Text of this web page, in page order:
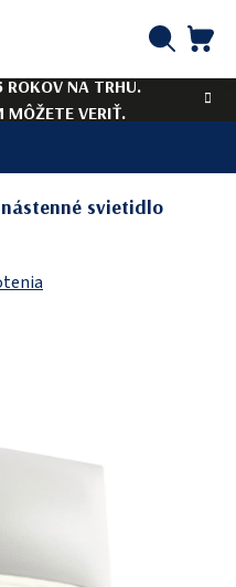
NA TRHU.
MÔŽETE VERIŤ.
nástenné svietidlo